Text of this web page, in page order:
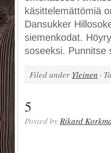
käsittelemättömiä
Dansukker
siemenkodat.
soseeksi.
Filed under Yleinen ·
5
Posted by Rikard